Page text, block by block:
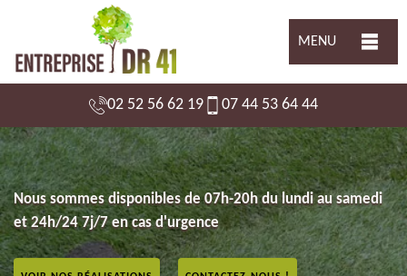
MENU
02 52 56 62 19 07 44 53 64 44
Nous sommes disponibles de 07h-20h du lundi au samedi
et 24h/24 7j/7 en cas d'urgence